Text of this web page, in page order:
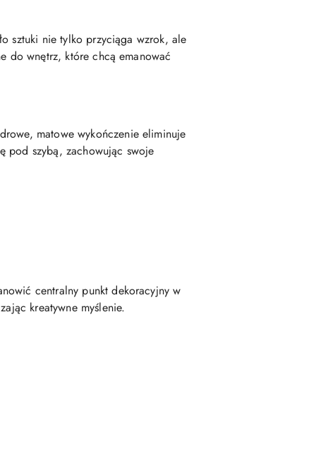
sztuki nie tylko przyciąga wzrok, ale
do wnętrz, które chcą emanować
matowe wykończenie eliminuje
pod szybą, zachowując swoje
centralny punkt dekoracyjny w
kreatywne myślenie.